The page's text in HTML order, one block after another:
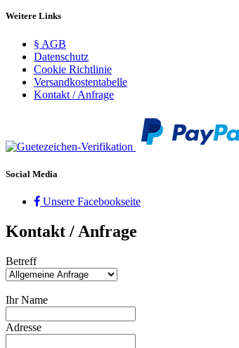
Weitere Links
§ AGB
Datenschutz
Cookie Richtlinie
Versandkostentabelle
Kontakt / Anfrage
Social Media
Unsere Facebookseite
Kontakt / Anfrage
Betreff
Ihr Name
Adresse